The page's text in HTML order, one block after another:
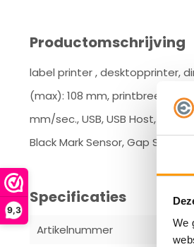
We
9,3
Productomschrijving
label printer , desktopprinter,
(max): 108 mm, printbreedte
mm/sec., USB, USB Host,
Black Mark Sensor, Gap Sensor,
Specificaties
Artikelnummer